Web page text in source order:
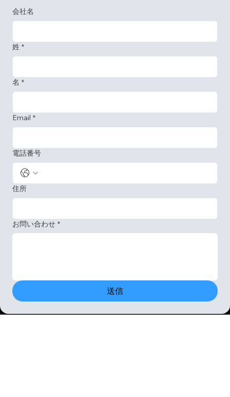
会社名
姓 *
名 *
Email *
電話番号
住所
お問い合わせ *
送信